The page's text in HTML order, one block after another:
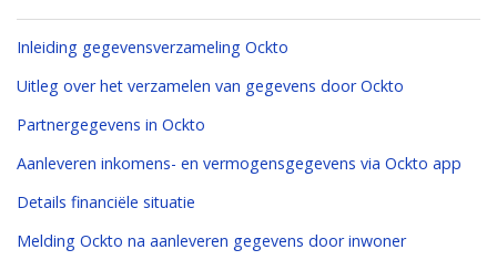
Inleiding gegevensverzameling Ockto
Uitleg over het verzamelen van gegevens door Ockto
Partnergegevens in Ockto
Aanleveren inkomens- en vermogensgegevens via Ockto app
Details financiële situatie
Melding Ockto na aanleveren gegevens door inwoner